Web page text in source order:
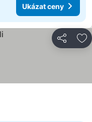
Ukázat ceny
Sdílet